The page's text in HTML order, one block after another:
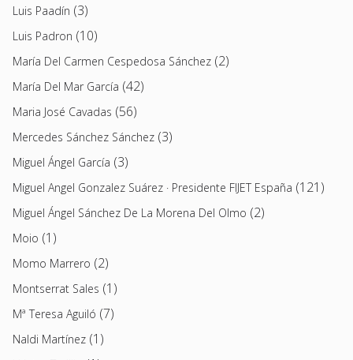
Luis Paadín (3)
Luis Padron (10)
María Del Carmen Cespedosa Sánchez (2)
María Del Mar García (42)
Maria José Cavadas (56)
Mercedes Sánchez Sánchez (3)
Miguel Ángel García (3)
Miguel Angel Gonzalez Suárez · Presidente FIJET España (121)
Miguel Ángel Sánchez De La Morena Del Olmo (2)
Moio (1)
Momo Marrero (2)
Montserrat Sales (1)
Mª Teresa Aguiló (7)
Naldi Martínez (1)